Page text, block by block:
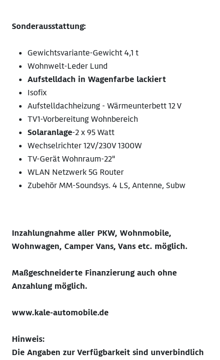
Sonderausstattung:
Gewichtsvariante-Gewicht 4,1 t
Wohnwelt-Leder Lund
Aufstelldach in Wagenfarbe lackiert
Isofix
Aufstelldachheizung - Wärmeunterbett 12 V
TV1-Vorbereitung Wohnbereich
Solaranlage-2 x 95 Watt
Wechselrichter 12V/230V 1300W
TV-Gerät Wohnraum-22"
WLAN Netzwerk 5G Router
Zubehör MM-Soundsys. 4 LS, Antenne, Subw
Inzahlungnahme aller PKW, Wohnmobile,
Wohnwagen, Camper Vans, Vans etc. möglich.
Maßgeschneiderte Finanzierung auch ohne
Anzahlung möglich.
www.kale-automobile.de
Hinweis:
Die Angaben zur Verfügbarkeit sind unverbindlich